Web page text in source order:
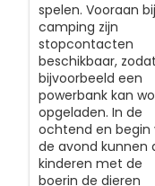
spelen. Vooraan
camping zijn
stopcontacten
beschikbaar, zodat
bijvoorbeeld een
powerbank kan
opgeladen. In de
ochtend en begin
de avond kunnen
kinderen met de
boerin de dieren